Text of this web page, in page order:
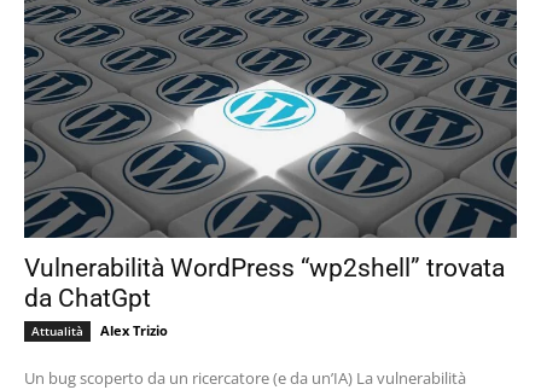
Vulnerabilità WordPress “wp2shell” trovata
da ChatGpt
Attualità Alex Trizio
Un bug scoperto da un ricercatore (e da un’IA) La vulnerabilità